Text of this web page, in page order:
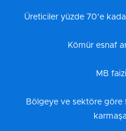
Üreticiler yüzde 70’e
Kömür esnaf
MB
Bölgeye ve sektöre göre